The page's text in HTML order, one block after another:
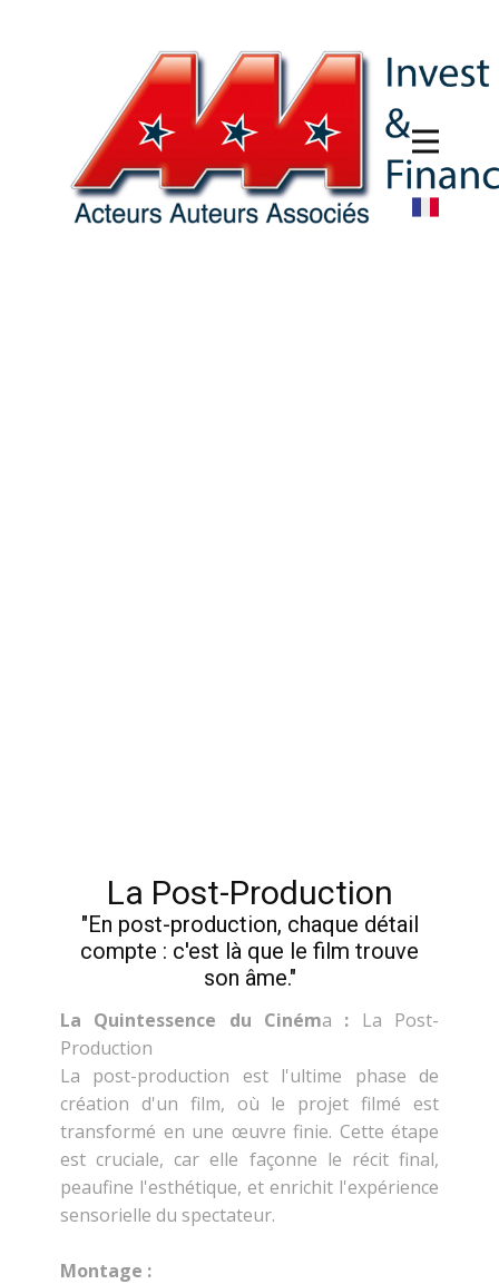
La Post-Production
"En post-production, chaque détail
compte : c'est là que le film trouve
son âme."
La Quintessence du Cinéma : La Post-
Production
La post-production est l'ultime phase de
création d'un film, où le projet filmé est
transformé en une œuvre finie. Cette étape
est cruciale, car elle façonne le récit final,
peaufine l'esthétique, et enrichit l'expérience
sensorielle du spectateur.
Montage :